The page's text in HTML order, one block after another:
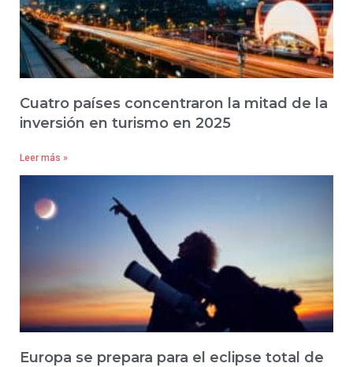
Cuatro países concentraron la mitad de la
inversión en turismo en 2025
Leer más »
Europa se prepara para el eclipse total de